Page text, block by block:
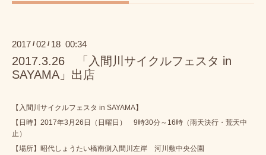
2017 / 02 / 18 00:34
2017.3.26 「入間川サイクルフェスタ in
SAYAMA」出店
【入間川サイクルフェスタ in SAYAMA】
【日時】2017年3月26日（日曜日） 9時30分～16時（雨天決行・荒天中
止）
【場所】昭代しょうたい橋南側入間川左岸 河川敷中央公園